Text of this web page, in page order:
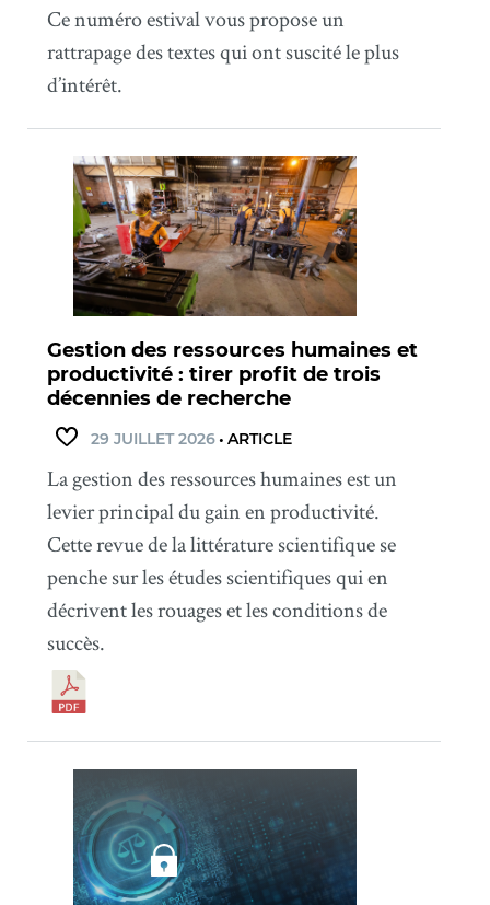
Ce numéro estival vous propose un
rattrapage des textes qui ont suscité le plus
d’intérêt.
Gestion des ressources humaines et
productivité : tirer profit de trois
décennies de recherche
29 JUILLET 2026• ARTICLE
La gestion des ressources humaines est un
levier principal du gain en productivité.
Cette revue de la littérature scientifique se
penche sur les études scientifiques qui en
décrivent les rouages et les conditions de
succès.